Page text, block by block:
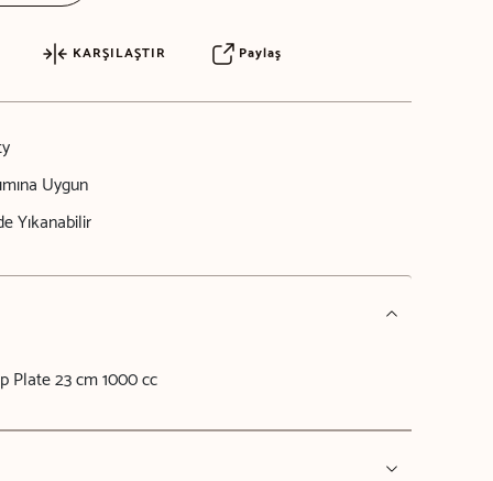
KARŞILAŞTIR Paylaş
Uygun
Yıkanabilir
Plate 23 cm 1000 cc